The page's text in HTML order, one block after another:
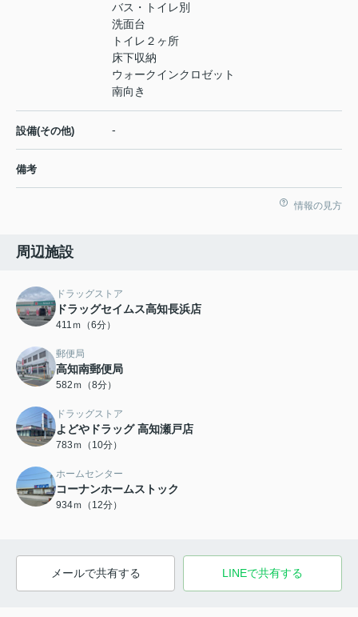
バス・トイレ別
洗面台
トイレ２ヶ所
床下収納
ウォークインクロゼット
南向き
設備(その他) -
備考
情報の見方
周辺施設
ドラッグストア
ドラッグセイムス高知長浜店
411ｍ（6分）
郵便局
高知南郵便局
582ｍ（8分）
ドラッグストア
よどやドラッグ 高知瀬戸店
783ｍ（10分）
ホームセンター
コーナンホームストック
934ｍ（12分）
メールで共有する LINEで共有する